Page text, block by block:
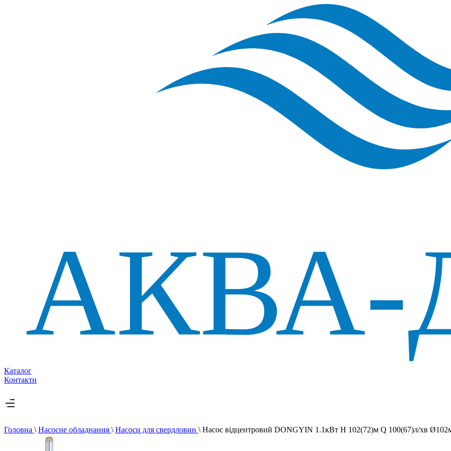
Каталог
Контакти
Головна \ Насосне обладнання \ Насоси для свердловин \ Насос вiдцентровий DONGYIN 1.1кВт H 102(72)м Q 100(67)л/хв